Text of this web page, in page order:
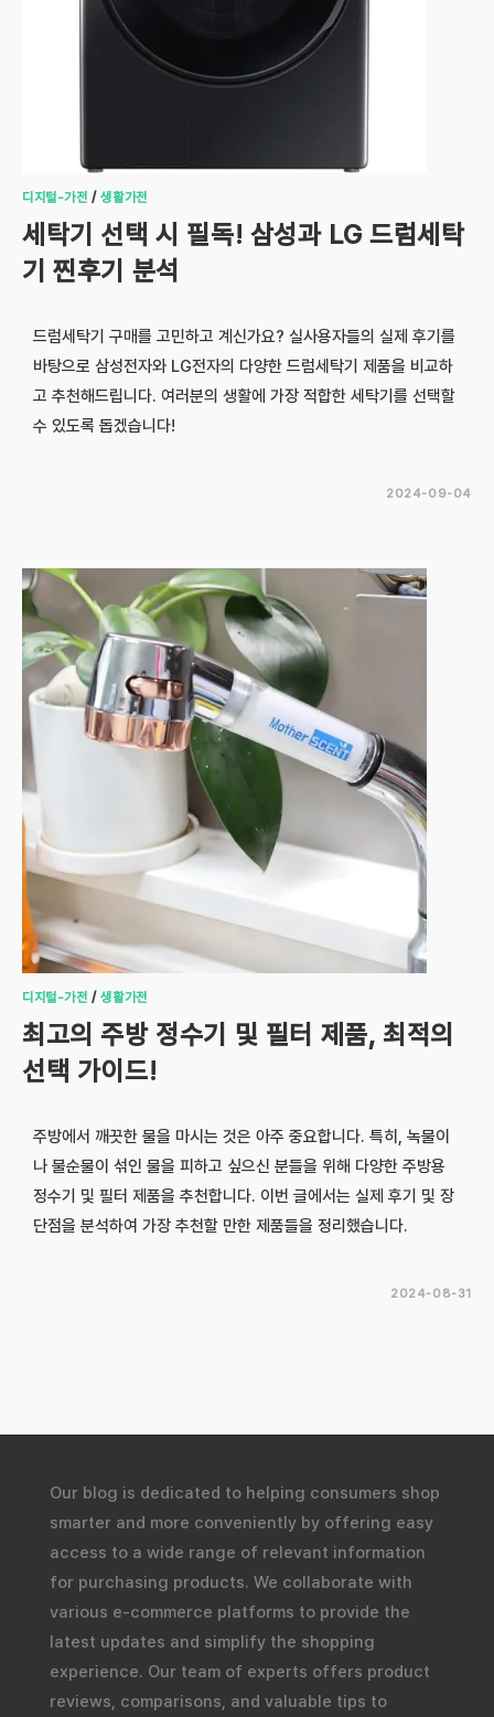
디지털-가전 /생활가전
세탁기 선택 시 필독! 삼성과 LG 드럼세탁
기 찐후기 분석
드럼세탁기 구매를 고민하고 계신가요? 실사용자들의 실제 후기를
바탕으로 삼성전자와 LG전자의 다양한 드럼세탁기 제품을 비교하
고 추천해드립니다. 여러분의 생활에 가장 적합한 세탁기를 선택할
수 있도록 돕겠습니다!
2024-09-04
디지털-가전 /생활가전
최고의 주방 정수기 및 필터 제품, 최적의
선택 가이드!
주방에서 깨끗한 물을 마시는 것은 아주 중요합니다. 특히, 녹물이
나 불순물이 섞인 물을 피하고 싶으신 분들을 위해 다양한 주방용
정수기 및 필터 제품을 추천합니다. 이번 글에서는 실제 후기 및 장
단점을 분석하여 가장 추천할 만한 제품들을 정리했습니다.
2024-08-31
Our blog is dedicated to helping consumers shop
smarter and more conveniently by offering easy
access to a wide range of relevant information
for purchasing products. We collaborate with
various e-commerce platforms to provide the
latest updates and simplify the shopping
experience. Our team of experts offers product
reviews, comparisons, and valuable tips to